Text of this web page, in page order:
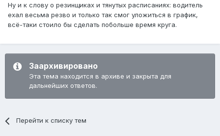
Ну и к слову о резинщиках и тянутых расписаниях: водитель
ехал весьма резво и только так смог уложиться в график,
всё-таки стоило бы сделать побольше время круга.
Заархивировано
Эта тема находится в архиве и закрыта для
дальнейших ответов.
Перейти к списку тем